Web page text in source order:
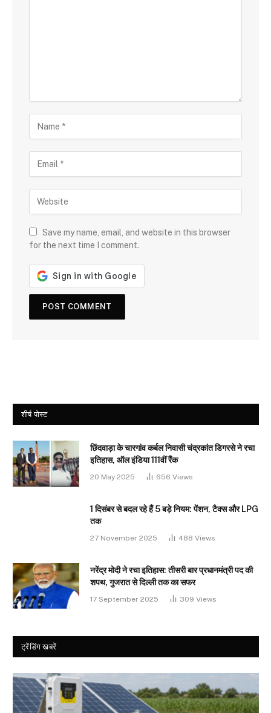
Save my name, email, and website in this browser
for the next time I comment.
शीर्ष पोस्ट
छिंदवाड़ा के चारगांव कर्बल निवासी चंद्रकांत डिगरसे ने रचा
इतिहास, ऑल इंडिया 111वीं रैंक
20 May 2025 656 Views
1 दिसंबर से बदल रहे हैं 5 बड़े नियम: पेंशन, टैक्स और LPG
तक
27 November 2025 488 Views
नरेंद्र मोदी ने रचा इतिहास: तीसरी बार प्रधानमंत्री पद की
शपथ, गुजरात से दिल्ली तक का सफर
17 September 2025 309 Views
ट्रेंडिंग खबरें